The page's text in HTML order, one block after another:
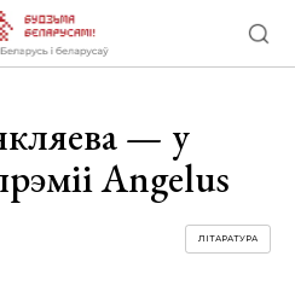
— у
Angelus
ЛІТАРАТУРА